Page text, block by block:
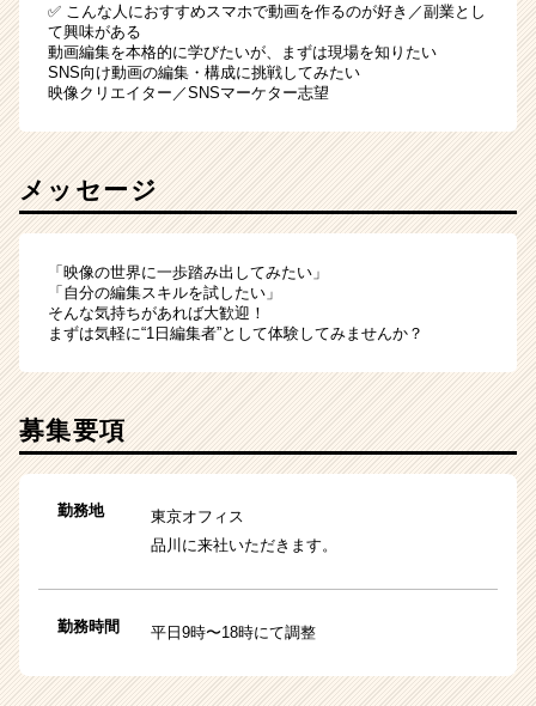
✅ こんな人におすすめスマホで動画を作るのが好き／副業とし
て興味がある
動画編集を本格的に学びたいが、まずは現場を知りたい
SNS向け動画の編集・構成に挑戦してみたい
映像クリエイター／SNSマーケター志望
メッセージ
「映像の世界に一歩踏み出してみたい」
「自分の編集スキルを試したい」
そんな気持ちがあれば大歓迎！
まずは気軽に“1日編集者”として体験してみませんか？
募集要項
勤務地
東京オフィス
品川に来社いただきます。
勤務時間 平日9時〜18時にて調整